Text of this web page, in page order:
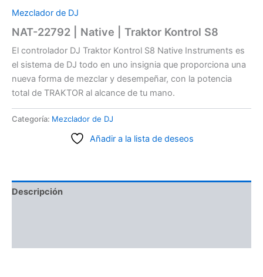
Mezclador de DJ
NAT-22792 | Native | Traktor Kontrol S8
El controlador DJ Traktor Kontrol S8 Native Instruments es
el sistema de DJ todo en uno insignia que proporciona una
nueva forma de mezclar y desempeñar, con la potencia
total de TRAKTOR al alcance de tu mano.
Categoría: Mezclador de DJ
Añadir a la lista de deseos
Descripción